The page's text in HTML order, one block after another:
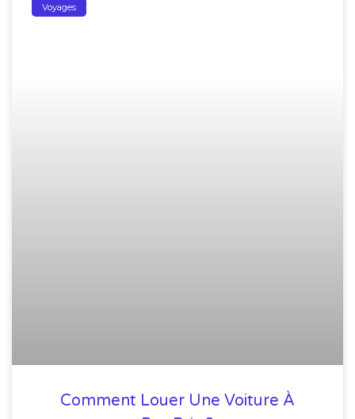
Voyages
Comment Louer Une Voiture À